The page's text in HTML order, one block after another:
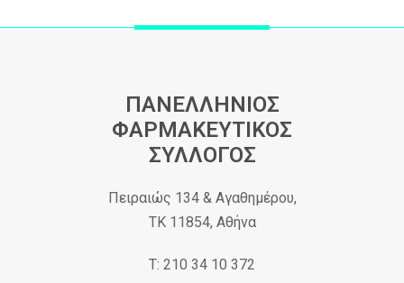
ΠΑΝΕΛΛΗΝΙΟΣ
ΦΑΡΜΑΚΕΥΤΙΚΟΣ
ΣΥΛΛΟΓΟΣ
Πειραιώς 134 & Αγαθημέρου,
ΤΚ 11854, Αθήνα
Τ: 210 34 10 372